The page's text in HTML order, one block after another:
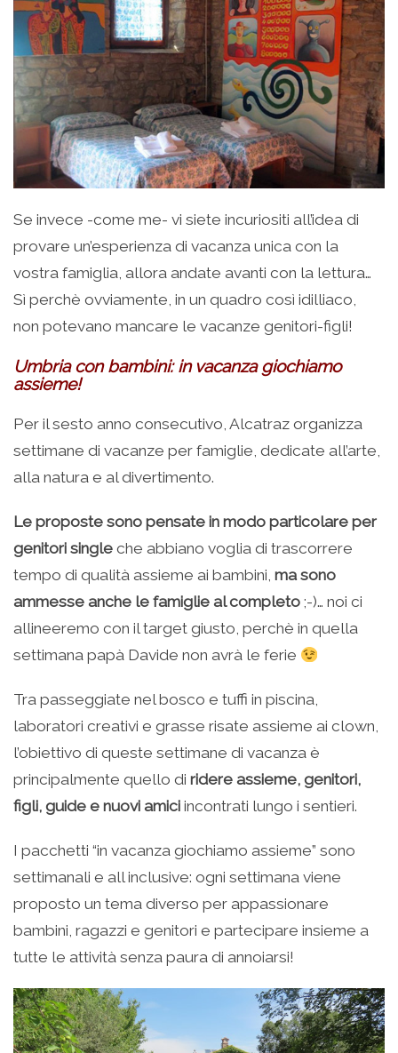
Se invece -come me- vi siete incuriositi all’idea di
provare un’esperienza di vacanza unica con la
vostra famiglia, allora andate avanti con la lettura…
Sì perchè ovviamente, in un quadro così idilliaco,
non potevano mancare le vacanze genitori-figli!
Umbria con bambini: in vacanza giochiamo
assieme!
Per il sesto anno consecutivo, Alcatraz organizza
settimane di vacanze per famiglie, dedicate all’arte,
alla natura e al divertimento.
Le proposte sono pensate in modo particolare per
genitori single che abbiano voglia di trascorrere
tempo di qualità assieme ai bambini, ma sono
ammesse anche le famiglie al completo ;-)… noi ci
allineeremo con il target giusto, perchè in quella
settimana papà Davide non avrà le ferie
Tra passeggiate nel bosco e tuffi in piscina,
laboratori creativi e grasse risate assieme ai clown,
l’obiettivo di queste settimane di vacanza è
principalmente quello di ridere assieme, genitori,
figli, guide e nuovi amici incontrati lungo i sentieri.
I pacchetti “in vacanza giochiamo assieme” sono
settimanali e all inclusive: ogni settimana viene
proposto un tema diverso per appassionare
bambini, ragazzi e genitori e partecipare insieme a
tutte le attività senza paura di annoiarsi!